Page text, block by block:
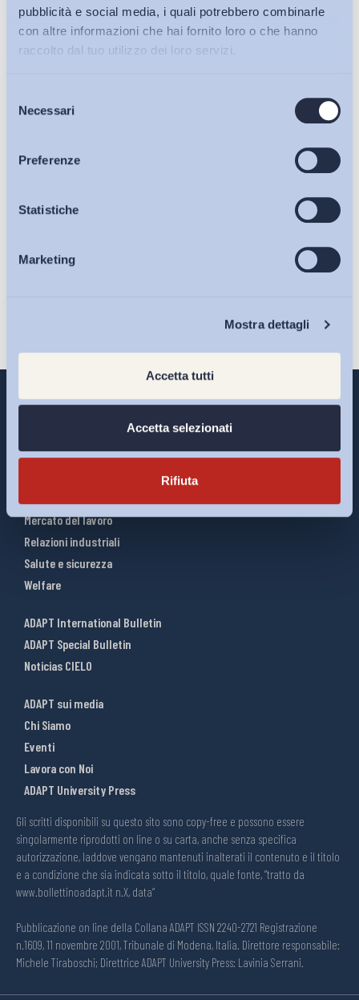
pubblicità e social media, i quali potrebbero combinarle
con altre informazioni che hai fornito loro o che hanno
raccolto dal tuo utilizzo dei loro servizi.
delNecessari
Preferenze
Statistiche
Marketing
Mostra dettagli
Accetta tutti
Accetta selezionati
Rifiuta
Bollettini ADAPT
Articoli
Osservatori
Eventi
Ho letto e Accetto il trattamento dei dati personali descritti
Iscriviti
Interventi ADAPT
Mercato del lavoro
Relazioni industriali
Salute e sicurezza
Welfare
ADAPT International Bulletin
ADAPT Special Bulletin
Noticias CIELO
ADAPT sui media
Chi Siamo
Eventi
Lavora con Noi
ADAPT University Press
Gli scritti disponibili su questo sito sono copy-free e possono essere
singolarmente riprodotti on line o su carta, anche senza specifica
autorizzazione, laddove vengano mantenuti inalterati il contenuto e il titolo
e a condizione che sia indicata sotto il titolo, quale fonte, “tratto da
www.bollettinoadapt.it n.X, data“
Pubblicazione on line della Collana ADAPT ISSN 2240-2721 Registrazione
n.1609, 11 novembre 2001, Tribunale di Modena, Italia. Direttore responsabile:
Michele Tiraboschi; Direttrice ADAPT University Press: Lavinia Serrani.